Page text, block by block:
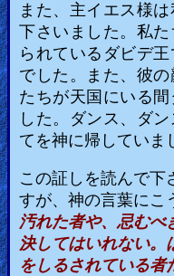
また、主イエス様
下さいました。私
られているダビデ
でした。また、彼
たちが天国にいる
した。ダンス、ダ
てを神に帰していま
この証しを読んで下
すが、神の言葉にこ
汚れた者や、忌むべ
決してはいれない。
をしるされている者